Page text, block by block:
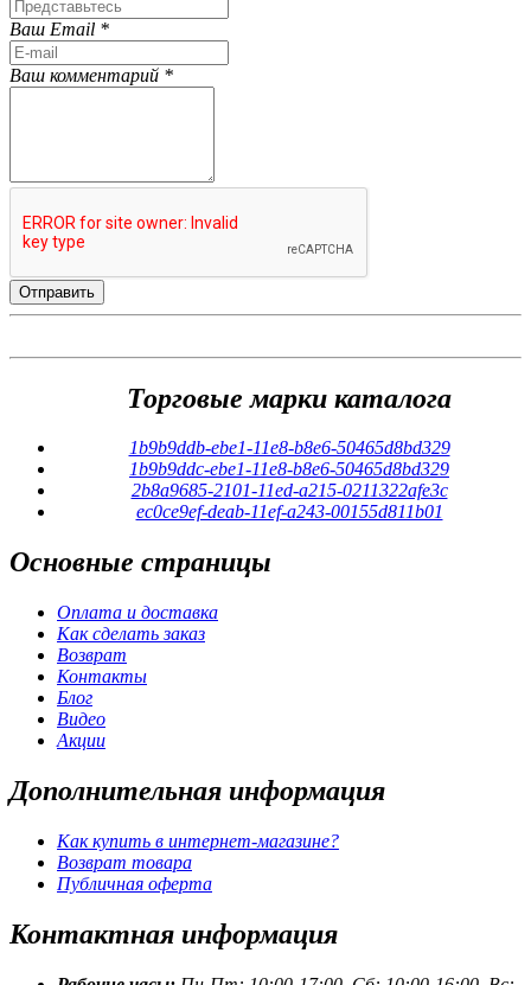
Ваш Email *
Ваш комментарий *
Торговые марки каталога
1b9b9ddb-ebe1-11e8-b8e6-50465d8bd329
1b9b9ddc-ebe1-11e8-b8e6-50465d8bd329
2b8a9685-2101-11ed-a215-0211322afe3c
ec0ce9ef-deab-11ef-a243-00155d811b01
Основные страницы
Оплата и доставка
Как сделать заказ
Возврат
Контакты
Блог
Видео
Акции
Дополнительная информация
Как купить в интернет-магазине?
Возврат товара
Публичная оферта
Контактная информация